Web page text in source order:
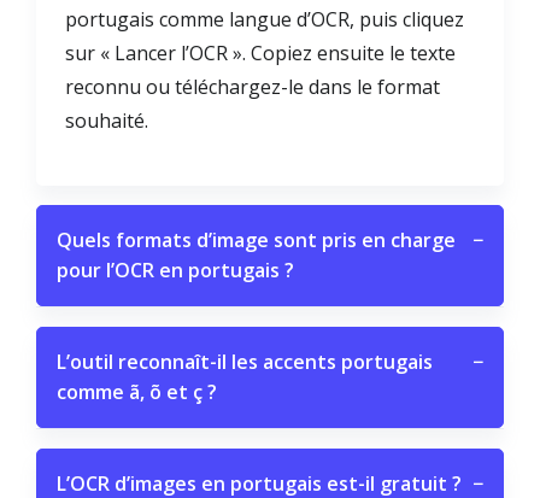
portugais comme langue d’OCR, puis cliquez
sur « Lancer l’OCR ». Copiez ensuite le texte
reconnu ou téléchargez-le dans le format
souhaité.
Quels formats d’image sont pris en charge
pour l’OCR en portugais ?
−
L’outil reconnaît-il les accents portugais
comme ã, õ et ç ?
−
L’OCR d’images en portugais est-il gratuit ? −